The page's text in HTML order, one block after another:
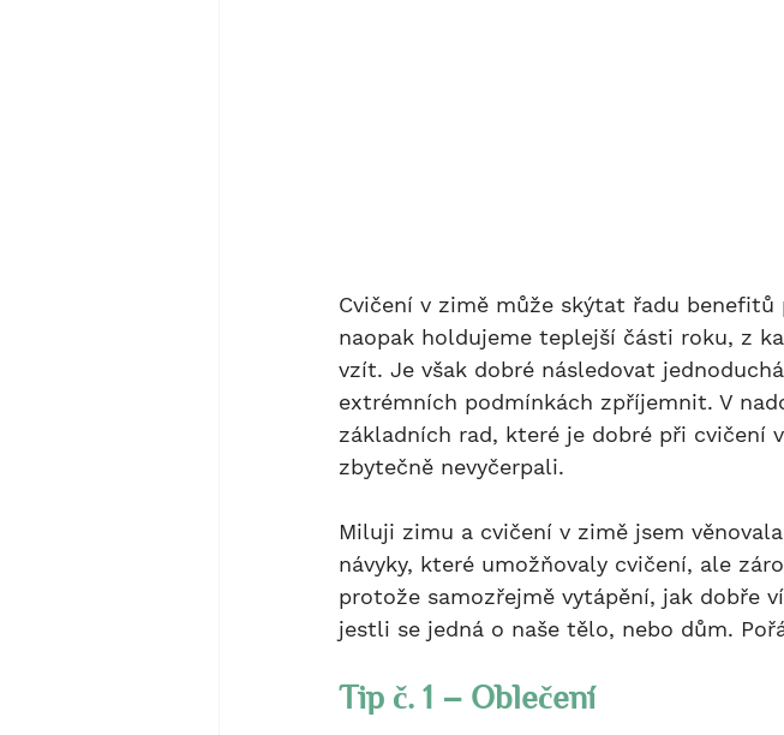
Cvičení v zimě může skýtat řadu
naopak holdujeme teplejší části roku, z
vzít. Je však dobré následovat
extrémních podmínkách zpříjemnit. V
základních rad, které je dobré při cvičení
zbytečně nevyčerpali.
Miluji zimu a cvičení v zimě jsem
návyky, které umožňovaly cvičení, ale
protože samozřejmě vytápění, jak dobře
jestli se jedná o naše tělo, nebo dům.
Tip č. 1 – Oblečení